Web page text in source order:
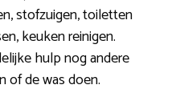
stofzuigen, toiletten
keuken reinigen.
hulp nog andere
of de was doen.